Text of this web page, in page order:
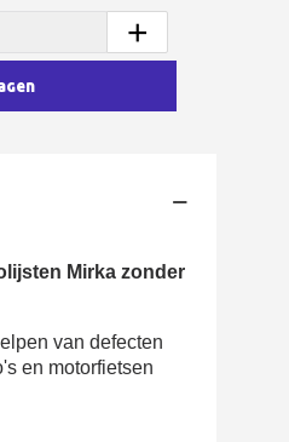
shopping vouchers
bij elke bestelling
nieuwsbrief: €5 korting
+
Mirka zonder
van defecten
en motorfietsen